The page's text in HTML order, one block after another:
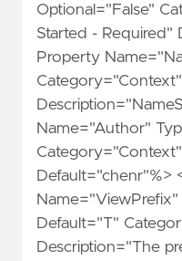
Optional="False"
Started - Required"
Property
Category="Context"
Name="Author"
Default="chenr"%>
Default="T"
Description="The